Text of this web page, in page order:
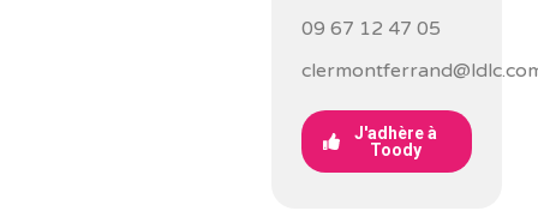
09 67 12 47 05
J'adhère à
Toody